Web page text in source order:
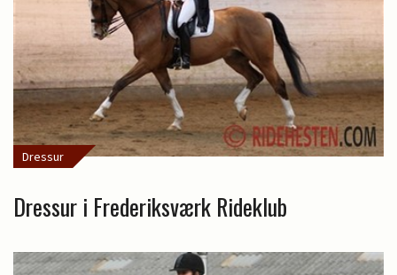
Dressur
Dressur i Frederiksværk Rideklub